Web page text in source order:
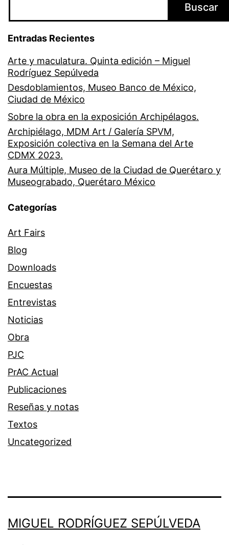
Buscar
Entradas Recientes
Arte y maculatura. Quinta edición – Miguel
Rodríguez Sepúlveda
Desdoblamientos, Museo Banco de México,
Ciudad de México
Sobre la obra en la exposición Archipélagos.
Archipiélago, MDM Art / Galería SPVM,
Exposición colectiva en la Semana del Arte
CDMX 2023.
Aura Múltiple, Museo de la Ciudad de Querétaro y
Museograbado, Querétaro México
Categorías
Art Fairs
Blog
Downloads
Encuestas
Entrevistas
Noticias
Obra
PJC
PrAC Actual
Publicaciones
Reseñas y notas
Textos
Uncategorized
MIGUEL RODRÍGUEZ SEPÚLVEDA